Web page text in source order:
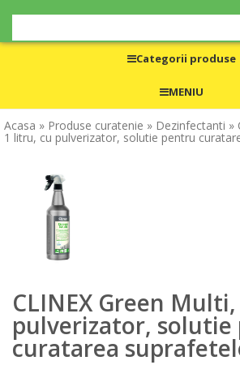
Categorii produse
MENIU
Acasa » Produse curatenie » Dezinfectanti »
1 litru, cu pulverizator, solutie pentru
CLINEX Green
pulverizator, solutie
curatarea